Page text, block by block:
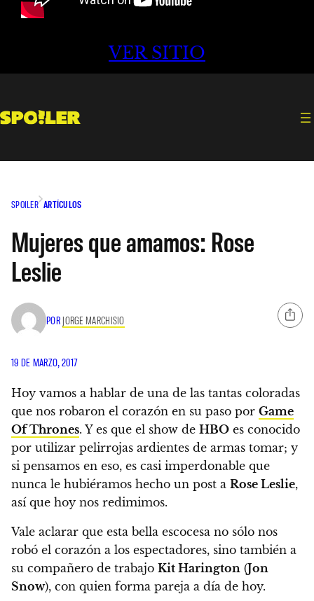
VER SITIO
SPOILER ARTÍCULOS
Mujeres que amamos: Rose
Leslie
POR JORGE MARCHISIO
19 DE MARZO, 2017
Hoy vamos a hablar de una de las tantas coloradas
que nos robaron el corazón en su paso por Game
Of Thrones. Y es que el show de HBO es conocido
por utilizar pelirrojas ardientes de armas tomar; y
si pensamos en eso, es casi imperdonable que
nunca le hubiéramos hecho un post a Rose Leslie,
así que hoy nos redimimos.
Vale aclarar que esta bella escocesa no sólo nos
robó el corazón a los espectadores, sino también a
su compañero de trabajo Kit Harington (Jon
Snow), con quien forma pareja a día de hoy.